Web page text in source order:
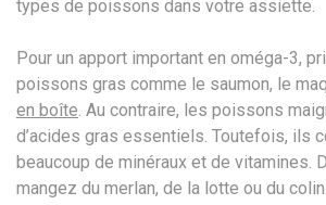
types de poissons dans votre assiette.
Pour un apport important en oméga-3,
poissons gras comme le saumon, le
en boîte. Au contraire, les poissons
d’acides gras essentiels. Toutefois, ils
beaucoup de minéraux et de vitamines.
mangez du merlan, de la lotte ou du colin.